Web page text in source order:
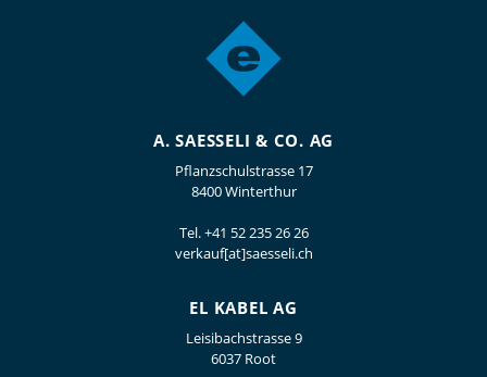
A. SAESSELI & CO. AG
Pflanzschulstrasse 17
8400 Winterthur
Tel.+41 52 235 26 26
verkauf[at]saesseli.ch
EL KABEL AG
Leisibachstrasse 9
6037 Root